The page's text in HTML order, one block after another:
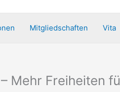
Mitgliedschaften Vita
Mehr Freiheiten